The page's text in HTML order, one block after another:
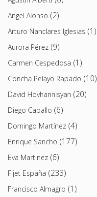
Angel Alonso (2)
Arturo Nanclares Iglesias (1)
Aurora Pérez (9)
Carmen Cespedosa (1)
Concha Pelayo Rapado (10)
David Hovhannisyan (20)
Diego Caballo (6)
Domingo Martínez (4)
Enrique Sancho (177)
Eva Martinez (6)
Fijet España (233)
Francisco Almagro (1)